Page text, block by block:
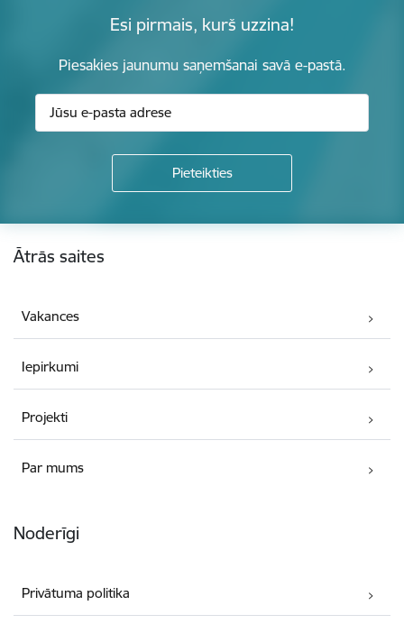
Esi pirmais, kurš uzzina!
Piesakies jaunumu saņemšanai savā e-pastā.
Kājene
Ātrās saites
Vakances
Iepirkumi
Projekti
Par mums
Noderīgi
Privātuma politika